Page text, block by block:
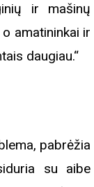
ir mašinų
amatininkai ir
daugiau.“
pabrėžia
su aibe